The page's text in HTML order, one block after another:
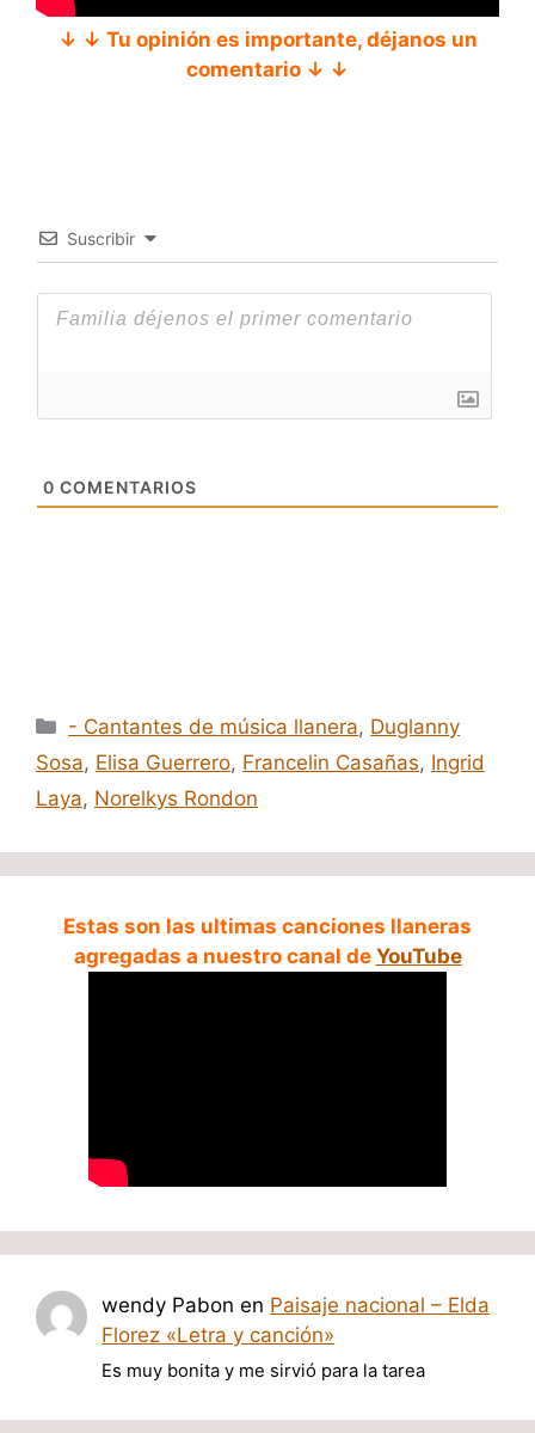
↓ ↓ Tu opinión es importante, déjanos un
comentario ↓ ↓
Suscribir
0 COMENTARIOS
Categorías
- Cantantes de música llanera, Duglanny
Sosa, Elisa Guerrero, Francelin Casañas, Ingrid
Laya, Norelkys Rondon
Estas son las ultimas canciones llaneras
agregadas a nuestro canal de YouTube
wendy Pabon en Paisaje nacional – Elda
Florez «Letra y canción»
Es muy bonita y me sirvió para la tarea